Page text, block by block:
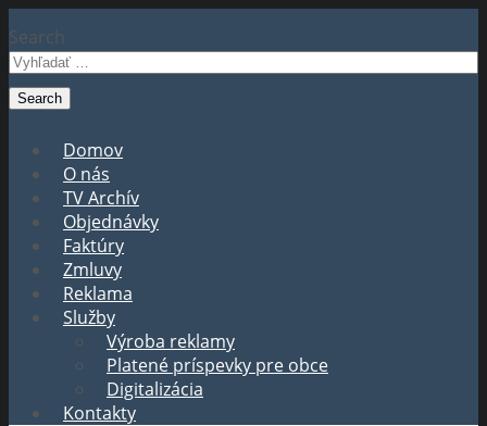
Search
Domov
O nás
TV Archív
Objednávky
Faktúry
Zmluvy
Reklama
Služby
Výroba reklamy
Platené príspevky pre obce
Digitalizácia
Kontakty